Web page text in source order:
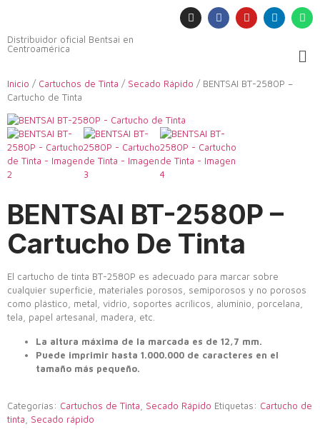
Distribuidor oficial Bentsai en
Centroamérica
Inicio / Cartuchos de Tinta / Secado Rápido / BENTSAI BT-2580P –
Cartucho de Tinta
BENTSAI BT-2580P –
Cartucho De Tinta
El cartucho de tinta BT-2580P es adecuado para marcar sobre
cualquier superficie, materiales porosos, semiporosos y no porosos
como plástico, metal, vidrio, soportes acrílicos, aluminio, porcelana,
tela, papel artesanal, madera, etc.
La altura máxima de la marcada es de 12,7 mm.
Puede imprimir hasta 1.000.000 de caracteres en el
tamaño más pequeño.
Categorías: Cartuchos de Tinta Secado Rápido Etiquetas: Cartucho de
tinta
Secado rápido